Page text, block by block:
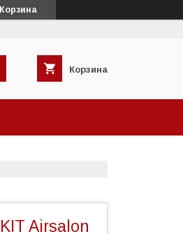
Корзина
Корзина
Airsalon